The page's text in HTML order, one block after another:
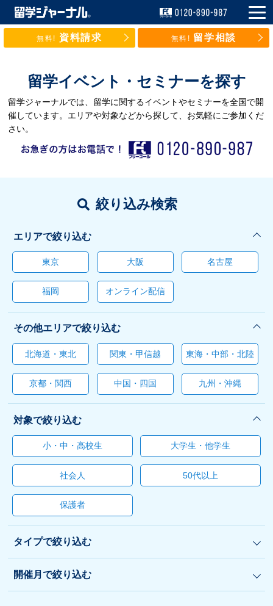
無料! 資料請求 無料! 留学相談
留学イベント・セミナーを探す
留学ジャーナルでは、留学に関するイベントやセミナーを全国で開
催しています。エリアや対象などから探して、お気軽にご参加くだ
さい。
絞り込み検索
エリアで絞り込む
東京 大阪 名古屋
福岡 オンライン配信
その他エリアで絞り込む
北海道・東北 関東・甲信越 東海・中部・北陸
京都・関西 中国・四国 九州・沖縄
対象で絞り込む
小・中・高校生 大学生・他学生
社会人 50代以上
保護者
タイプで絞り込む
開催月で絞り込む